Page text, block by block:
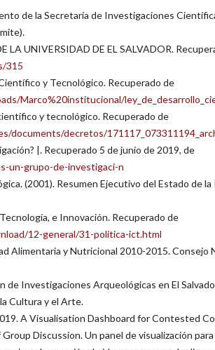
de la Secretaría de Investigaciones
LA UNIVERSIDAD DE EL SALVADOR.
315
y Tecnológico. Recuperado de
Marco%20institucional/
y tecnológico. Recuperado de
documents/decretos/
|. Recuperado 5 de junio de 2019, de
un-grupo-de-investigaci-n
(2001). Resumen Ejecutivo del Estado de
e Innovación. Recuperado de
12-general/31-politica-ict.html
Alimentaria y Nutricional 2010-2015. Consejo
de Investigaciones Arqueológicas en El
Cultura y el Arte.
A Visualisation Dashboard for Contested
Discussion. Un panel de visualización